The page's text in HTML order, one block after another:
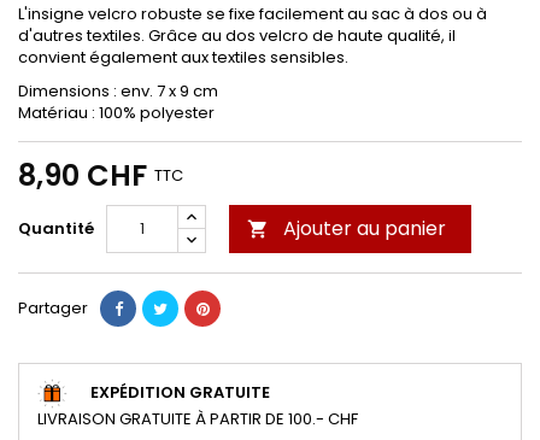
L'insigne velcro robuste se fixe facilement au sac à dos ou à
d'autres textiles. Grâce au dos velcro de haute qualité, il
convient également aux textiles sensibles.
Dimensions : env. 7 x 9 cm
Matériau : 100% polyester
8,90 CHF TTC
Quantité  Ajouter au panier
Partager
EXPÉDITION GRATUITE
LIVRAISON GRATUITE À PARTIR DE 100.- CHF